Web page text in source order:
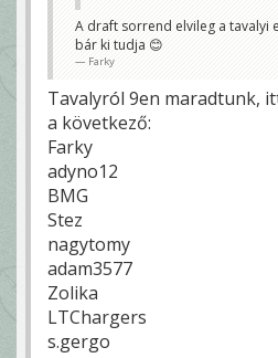
A draft sorrend elvileg a tavalyi
bár ki tudja 😊
Farky
Tavalyról 9en maradtunk,
a következő:
Farky
adyno12
BMG
Stez
nagytomy
adam3577
Zolika
LTChargers
s.gergo